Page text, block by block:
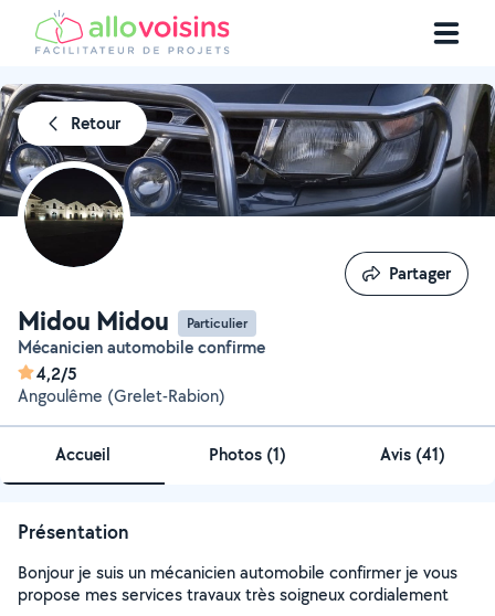
Retour
Midou Midou Particulier
Mécanicien automobile confirme
4,2/5
Angoulême (Grelet-Rabion)
Partager
Partager
Accueil Photos (1) Avis (41)
Présentation
Bonjour je suis un mécanicien automobile confirmer je vous
propose mes services travaux très soigneux cordialement